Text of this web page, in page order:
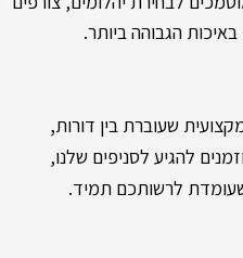
הגבוהה ביותר.
שעוברת בין דורות,
לרשותכם תמיד.